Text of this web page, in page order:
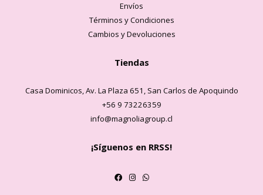
Envíos
Términos y Condiciones
Cambios y Devoluciones
Tiendas
Casa Dominicos, Av. La Plaza 651, San Carlos de Apoquindo
+56 9 73226359
info@magnoliagroup.cl
¡Síguenos en RRSS!